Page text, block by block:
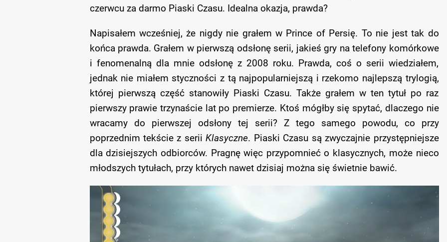
czerwcu za darmo Piaski Czasu. Idealna okazja, prawda?
Napisałem wcześniej, że nigdy nie grałem w Prince of Persię. To nie jest tak do
końca prawda. Grałem w pierwszą odsłonę serii, jakieś gry na telefony komórkowe
i fenomenalną dla mnie odsłonę z 2008 roku. Prawda, coś o serii wiedziałem,
jednak nie miałem styczności z tą najpopularniejszą i rzekomo najlepszą trylogią,
której pierwszą część stanowiły Piaski Czasu. Także grałem w ten tytuł po raz
pierwszy prawie trzynaście lat po premierze. Ktoś mógłby się spytać, dlaczego nie
wracamy do pierwszej odsłony tej serii? Z tego samego powodu, co przy
poprzednim tekście z seriiKlasyczne. Piaski Czasu są zwyczajnie przystępniejsze
dla dzisiejszych odbiorców. Pragnę więc przypomnieć o klasycznych, może nieco
młodszych tytułach, przy których nawet dzisiaj można się świetnie bawić.